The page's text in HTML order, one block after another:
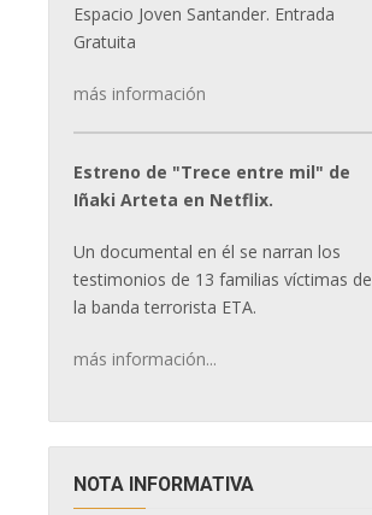
Espacio Joven Santander. Entrada
Gratuita
más información
Estreno de "Trece entre mil" de
Iñaki Arteta en Netflix.
Un documental en él se narran los
testimonios de 13 familias víctimas de
la banda terrorista ETA.
más información...
NOTA INFORMATIVA